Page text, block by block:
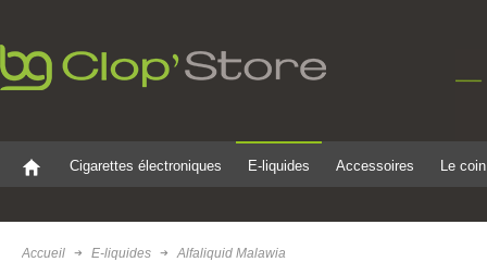
Cigarettes électroniques E-liquides Accessoires Le
Accueil E-liquides Alfaliquid Malawia